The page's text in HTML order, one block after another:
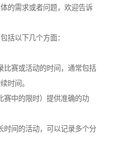
的需求或者问题，欢迎告诉
括以下几个方面：
赛或活动的时间，通常包括
时间。
中的限时）提供准确的功
间的活动，可以记录多个分